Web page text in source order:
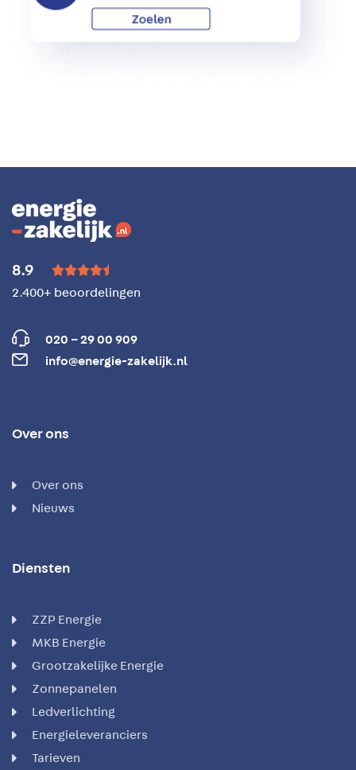
8.9 
2.400+ beoordelingen
020 – 29 00 909
info@energie-zakelijk.nl
Over ons
Over ons
Nieuws
Diensten
ZZP Energie
MKB Energie
Grootzakelijke Energie
Zonnepanelen
Ledverlichting
Energieleveranciers
Tarieven